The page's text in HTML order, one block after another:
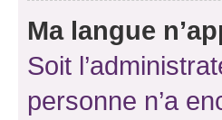
Ma langue
Soit
personne n’a